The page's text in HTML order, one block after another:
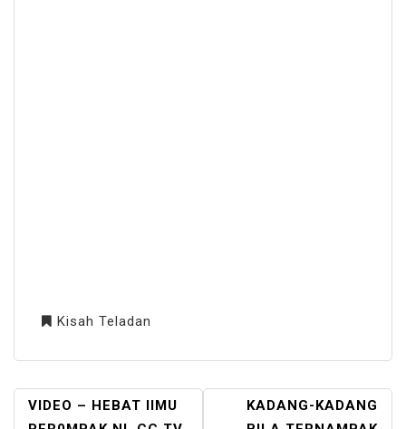
Kisah Teladan
POST
VIDEO – HEBAT IIMU
KADANG-KADANG